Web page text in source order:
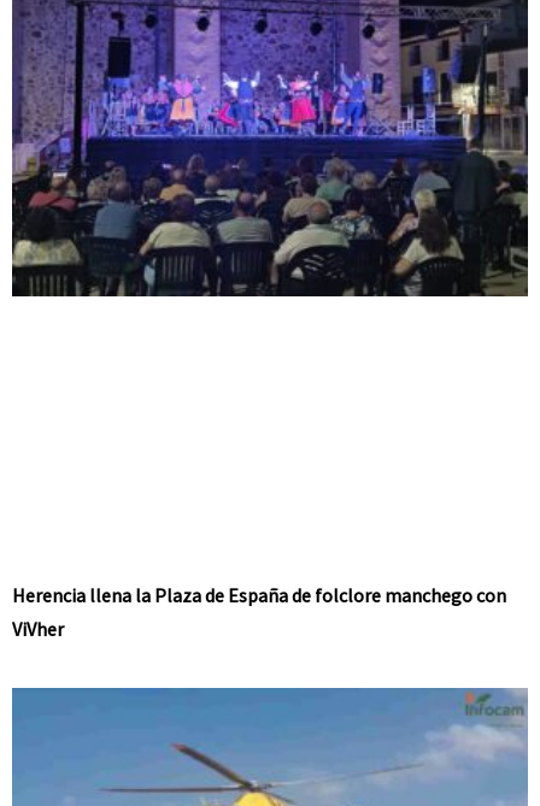
Herencia llena la Plaza de España de folclore manchego con
ViVher